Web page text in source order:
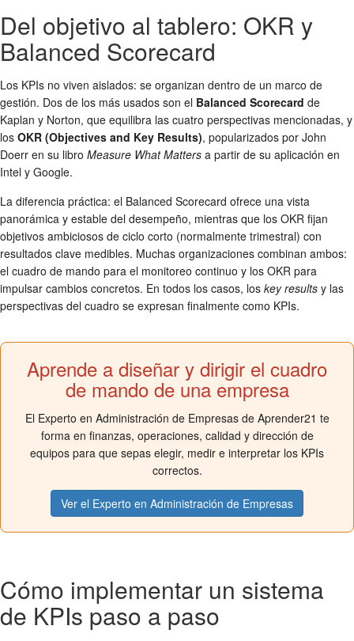
Del objetivo al tablero: OKR y
Balanced Scorecard
Los KPIs no viven aislados: se organizan dentro de un marco de
gestión. Dos de los más usados son el Balanced Scorecard de
Kaplan y Norton, que equilibra las cuatro perspectivas mencionadas, y
los OKR (Objectives and Key Results), popularizados por John
Doerr en su libro Measure What Matters a partir de su aplicación en
Intel y Google.
La diferencia práctica: el Balanced Scorecard ofrece una vista
panorámica y estable del desempeño, mientras que los OKR fijan
objetivos ambiciosos de ciclo corto (normalmente trimestral) con
resultados clave medibles. Muchas organizaciones combinan ambos:
el cuadro de mando para el monitoreo continuo y los OKR para
impulsar cambios concretos. En todos los casos, los key results y las
perspectivas del cuadro se expresan finalmente como KPIs.
Aprende a diseñar y dirigir el cuadro
de mando de una empresa
El Experto en Administración de Empresas de Aprender21 te
forma en finanzas, operaciones, calidad y dirección de
equipos para que sepas elegir, medir e interpretar los KPIs
correctos.
Ver el Experto en Administración de Empresas
Cómo implementar un sistema
de KPIs paso a paso